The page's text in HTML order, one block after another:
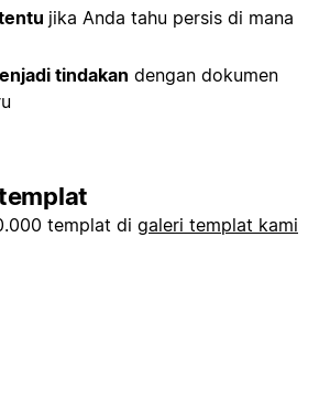
jika Anda tahu persis di mana
tindakan dengan dokumen
templat di galeri templat kami